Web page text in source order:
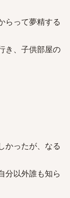
らって夢精する
き、子供部屋の
かったが、なる
分以外誰も知ら